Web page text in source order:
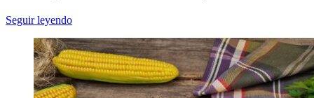
Seguir leyendo